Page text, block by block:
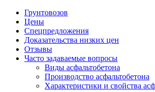
Грунтовозов
Цены
Спецпредложения
Доказательства низких цен
Отзывы
Часто задаваемые вопросы
Виды асфальтобетона
Производство асфальтобетона
Характеристики и свойства